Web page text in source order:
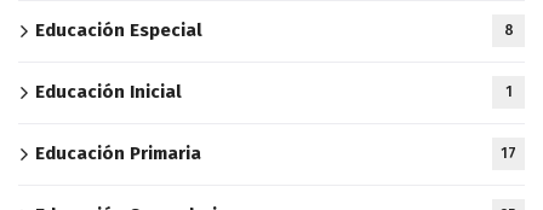
Educación Especial 8
Educación Inicial 1
Educación Primaria 17